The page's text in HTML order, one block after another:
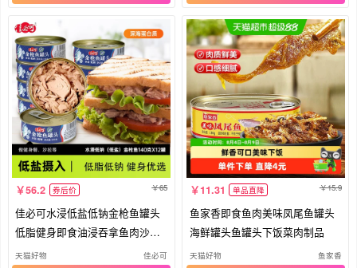
56.2 券后价 65
佳必可水浸低盐低钠金枪鱼罐头
低脂健身即食油浸吞拿鱼肉沙拉1
2罐
天猫好物 佳必可
11.31 单品直降 15.9
鱼家香即食鱼肉美味凤尾鱼罐头
海鲜罐头鱼罐头下饭菜肉制品
天猫好物 鱼家香